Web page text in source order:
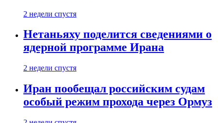
2 недели спустя
Нетаньяху поделится сведениями о
ядерной программе Ирана
2 недели спустя
Иран пообещал российским судам
особый режим прохода через Ормуз